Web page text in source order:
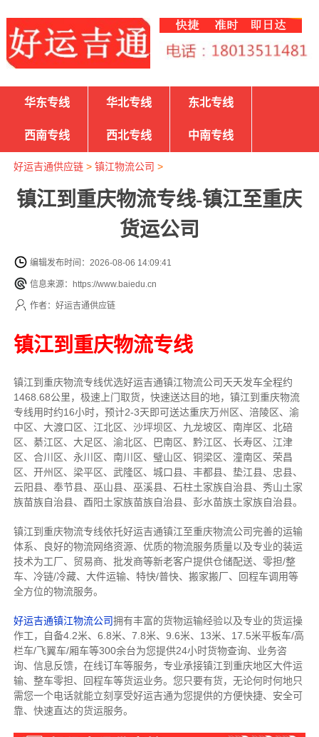
华东专线 华北专线 东北专线
西南专线 西北专线 中南专线
好运吉通供应链> 镇江物流公司 >
镇江到重庆物流专线-镇江至重庆
货运公司
编辑发布时间：2026-08-06 14:09:41
信息来源：https://www.baiedu.cn
作者：好运吉通供应链
镇江到重庆物流专线
镇江到重庆物流专线优选好运吉通镇江物流公司天天发车全程约
1468.68公里， 极速上门取货，快速送达目的地，镇江到重庆物流
专线用时约16小时，预计2-3天即可送达重庆万州区、涪陵区、渝
中区、大渡口区、江北区、沙坪坝区、九龙坡区、南岸区、北碚
区、綦江区、大足区、渝北区、巴南区、黔江区、长寿区、江津
区、合川区、永川区、南川区、璧山区、铜梁区、潼南区、荣昌
区、开州区、梁平区、武隆区、城口县、丰都县、垫江县、忠县、
云阳县、奉节县、巫山县、巫溪县、石柱土家族自治县、秀山土家
族苗族自治县、酉阳土家族苗族自治县、彭水苗族土家族自治县。
镇江到重庆物流专线依托好运吉通镇江至重庆物流公司完善的运输
体系、良好的物流网络资源、优质的物流服务质量以及专业的装运
技术为工厂、贸易商、批发商等新老客户提供仓储配送、零担/整
车、冷链/冷藏、大件运输、特快/普快、搬家搬厂、回程车调用等
全方位的物流服务。
好运吉通镇江物流公司拥有丰富的货物运输经验以及专业的货运操
作工，自备4.2米、6.8米、7.8米、9.6米、13米、17.5米平板车/高
栏车/飞翼车/厢车等300余台为您提供24小时货物查询、业务咨
询、信息反馈，在线订车等服务， 专业承接镇江到重庆地区大件运
输、整车零担、回程车等货运业务。 您只要有货，无论何时何地只
需您一个电话就能立刻享受好运吉通为您提供的方便快捷、安全可
靠、快速直达的货运服务。